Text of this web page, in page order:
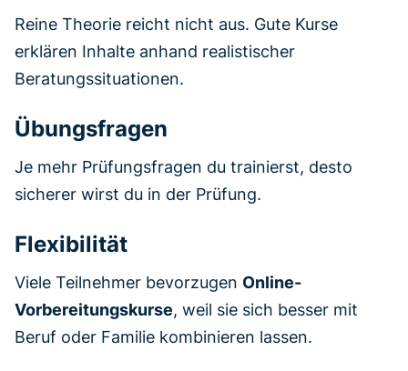
Reine Theorie reicht nicht aus. Gute Kurse
erklären Inhalte anhand realistischer
Beratungssituationen.
Übungsfragen
Je mehr Prüfungsfragen du trainierst, desto
sicherer wirst du in der Prüfung.
Flexibilität
Viele Teilnehmer bevorzugen Online-
Vorbereitungskurse, weil sie sich besser mit
Beruf oder Familie kombinieren lassen.